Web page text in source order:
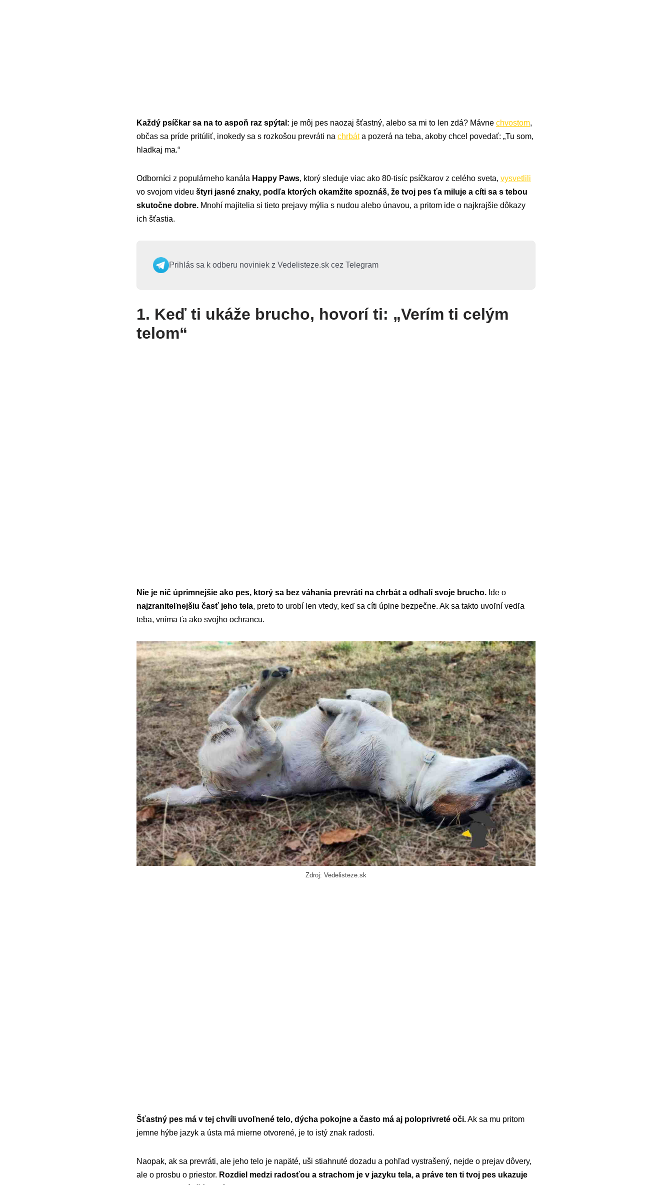
Každý psíčkar sa na to aspoň raz spýtal: je môj pes naozaj šťastný, alebo sa mi to len zdá? Mávne chvostom,
občas sa príde pritúliť, inokedy sa s rozkošou prevráti na chrbáta pozerá na teba, akoby chcel povedať: „Tu som,
hladkaj ma.“
Odborníci z populárneho kanála Happy Paws, ktorý sleduje viac ako 80-tisíc psíčkarov z celého sveta, vysvetlili
vo svojom videu štyri jasné znaky, podľa ktorých okamžite spoznáš, že tvoj pes ťa miluje a cíti sa s tebou
skutočne dobre. Mnohí majitelia si tieto prejavy mýlia s nudou alebo únavou, a pritom ide o najkrajšie dôkazy
ich šťastia.
Prihlás sa k odberu noviniek z Vedelisteze.sk cez Telegram
1. Keď ti ukáže brucho, hovorí ti: „Verím ti celým
telom“
Nie je nič úprimnejšie ako pes, ktorý sa bez váhania prevráti na chrbát a odhalí svoje brucho. Ide o
najzraniteľnejšiu časť jeho tela, preto to urobí len vtedy, keď sa cíti úplne bezpečne. Ak sa takto uvoľní vedľa
teba, vníma ťa ako svojho ochrancu.
Zdroj: Vedelisteze.sk
Šťastný pes má v tej chvíli uvoľnené telo, dýcha pokojne a často má aj poloprivreté oči.Ak sa mu pritom
jemne hýbe jazyk a ústa má mierne otvorené, je to istý znak radosti.
Naopak, ak sa prevráti, ale jeho telo je napäté, uši stiahnuté dozadu a pohľad vystrašený, nejde o prejav dôvery,
ale o prosbu o priestor. Rozdiel medzi radosťou a strachom je v jazyku tela, a práve ten ti tvoj pes ukazuje